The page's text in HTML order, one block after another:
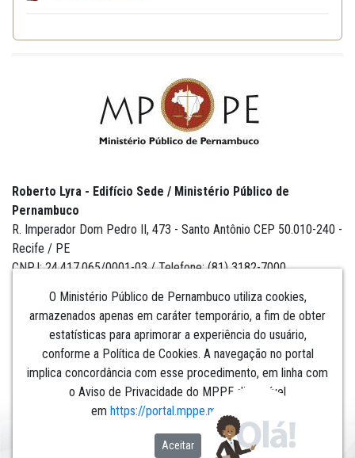
O Ministério Público de Pernambuco utiliza cookies,
armazenados apenas em caráter temporário, a fim de obter
estatísticas para aprimorar a experiência do usuário,
conforme a Política de Cookies. A navegação no portal
implica concordância com esse procedimento, em linha com
o Aviso de Privacidade do MPPE disponível
em https://portal.mppe.mp.br/lgpd
Aceitar
Roberto Lyra - Edifício Sede / Ministério Público de
Pernambuco
R. Imperador Dom Pedro II, 473 - Santo Antônio CEP 50.010-240 -
Recife / PE
CNPJ: 24.417.065/0001-03 / Telefone: (81) 3182-7000
Institucional
Comunicação
Nó: liferay-7d6bffd766-7q56g:8080: